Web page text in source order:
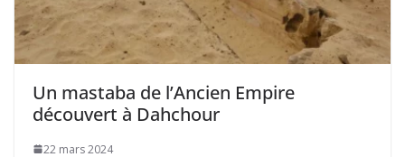
Un mastaba de l’Ancien Empire
découvert à Dahchour
22 mars 2024